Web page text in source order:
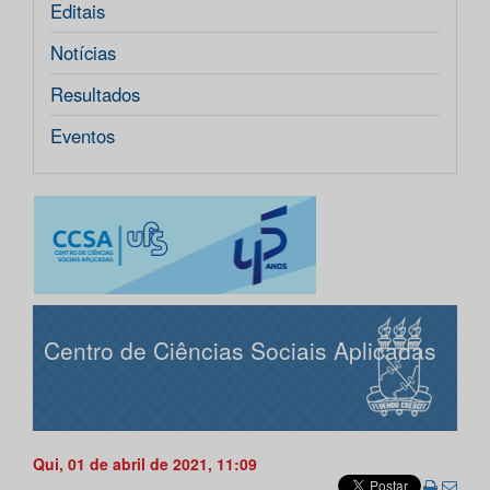
Editais
Notícias
Resultados
Eventos
Centro de Ciências Sociais Aplicadas
Qui, 01 de abril de 2021, 11:09